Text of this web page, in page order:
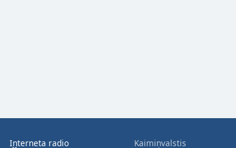
Text
Interneta radio
Kaimiņvalstis